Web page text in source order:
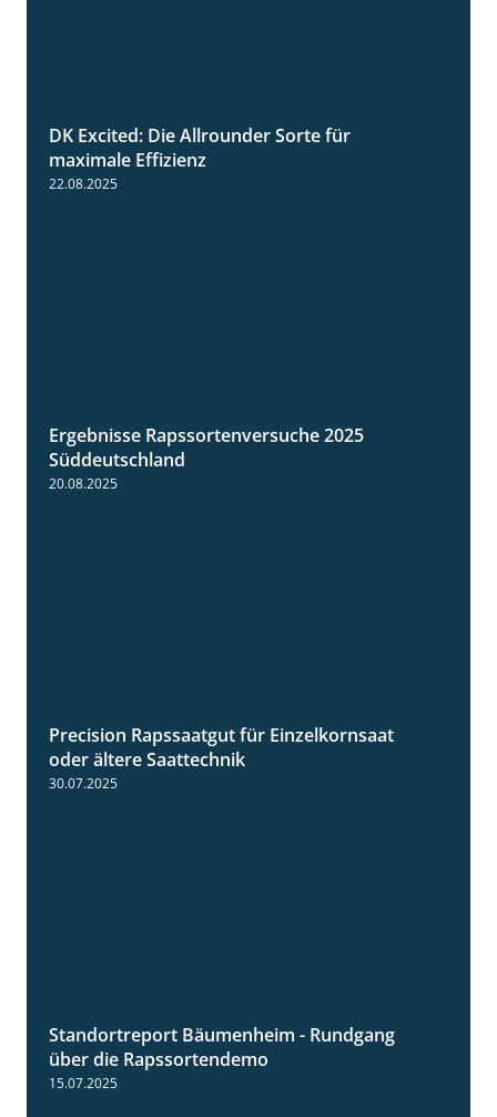
DK Excited: Die Allrounder Sorte für
maximale Effizienz
22.08.2025
Ergebnisse Rapssortenversuche 2025
Süddeutschland
2:05
Precision Rapssaatgut für Einzelkornsaat
oder ältere Saattechnik
30.07.2025
6:03
Standortreport Bäumenheim - Rundgang
über die Rapssortendemo
15.07.2025